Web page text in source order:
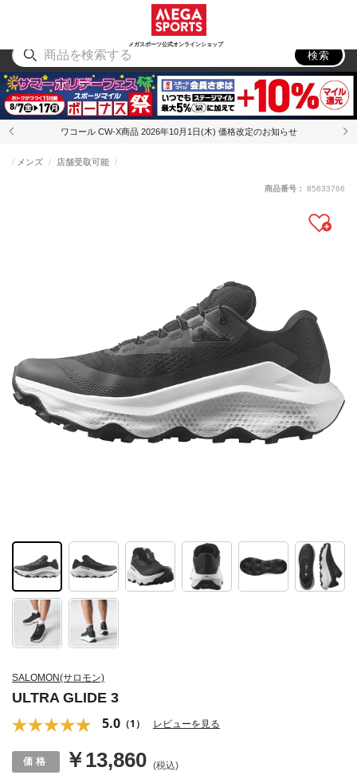
メガスポーツ公式オンラインショップ
アウトドア
検索
ワコール CW-X商品 2026年10月1日(木) 価格改定のお知らせ
SALOMON(サロモン)
ULTRA GLIDE 3
5.0 （1） レビューを見る
メンズ 店舗受取可能
￥13,860 (税込)
商品番号： 85633766